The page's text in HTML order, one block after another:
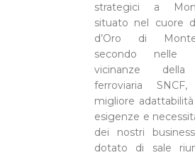
strategici a
situato nel cuore
d’Oro di
secondo nelle
vicinanze della
ferroviaria
migliore
esigenze e
dei nostri
dotato di sale